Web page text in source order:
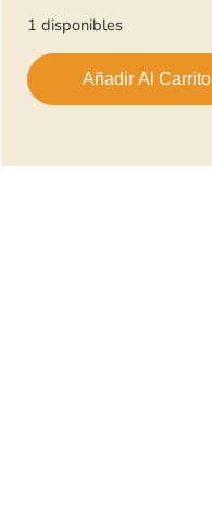
1 disponibles
Añadir Al Carrito